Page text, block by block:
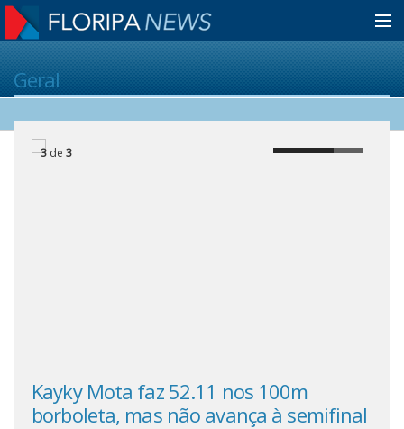
Home
Geral
Kayky Mota faz 52.11 nos 100m
borboleta, mas não avança à semifinal
3 de3